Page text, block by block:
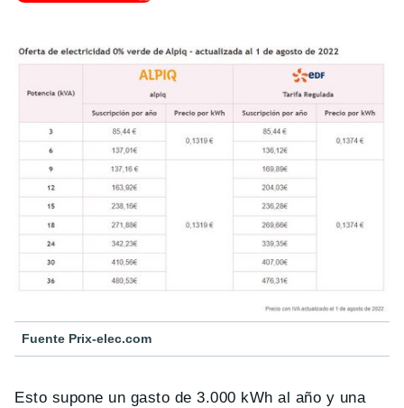
Fuente Prix-elec.com
Esto supone un gasto de 3.000 kWh al año y una